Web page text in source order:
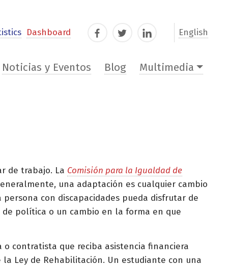
Dashboard FacebookTwitterLinkedIn English
Noticias y Eventos Blog Multimedia
de trabajo. La Comisión para la Igualdad de
una adaptación es cualquier cambio
con discapacidades pueda disfrutar de
política o un cambio en la forma en que
contratista que reciba asistencia financiera
Ley de Rehabilitación. Un estudiante con una